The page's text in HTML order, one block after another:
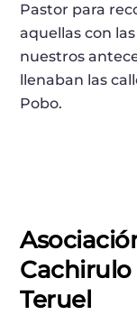
Pastor para
aquellas con
nuestros
llenaban las
Pobo.
Teruel